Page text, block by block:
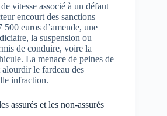
vitesse associé à un défaut
encourt des sanctions
500 euros d’amende, une
la suspension ou
de conduire, voire la
La menace de peines de
le fardeau des
infraction.
assurés et les non-assurés